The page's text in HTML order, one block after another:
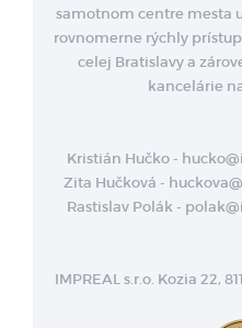
samotnom centre mesta
rovnomerne rýchly
celej Bratislavy a
kancelárie
Kristián Hučko -
Zita Hučková -
Rastislav Polák -
IMPREAL s.r.o. Kozia 22,